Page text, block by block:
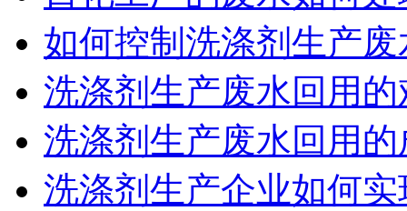
如何控制洗涤剂生产
洗涤剂生产废水回用
洗涤剂生产废水回用
洗涤剂生产企业如何